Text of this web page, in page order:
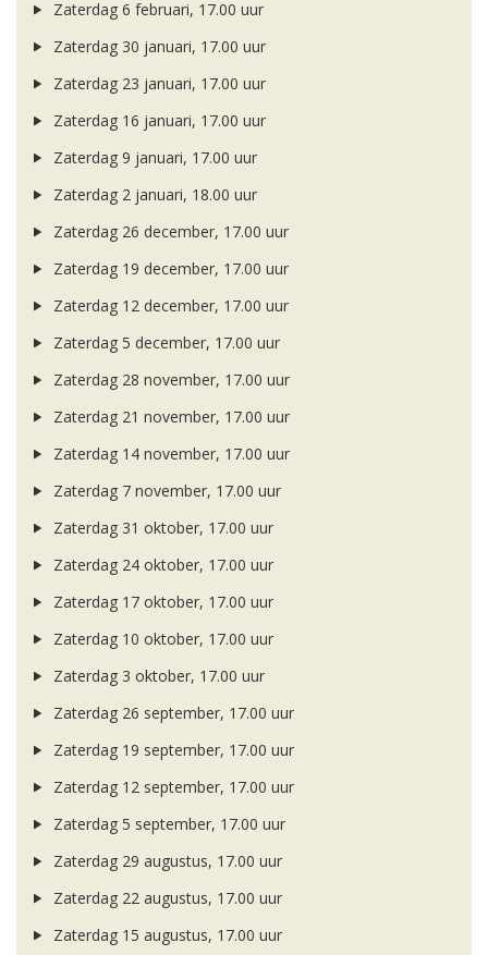
Zaterdag 6 februari, 17.00 uur
Zaterdag 30 januari, 17.00 uur
Zaterdag 23 januari, 17.00 uur
Zaterdag 16 januari, 17.00 uur
Zaterdag 9 januari, 17.00 uur
Zaterdag 2 januari, 18.00 uur
Zaterdag 26 december, 17.00 uur
Zaterdag 19 december, 17.00 uur
Zaterdag 12 december, 17.00 uur
Zaterdag 5 december, 17.00 uur
Zaterdag 28 november, 17.00 uur
Zaterdag 21 november, 17.00 uur
Zaterdag 14 november, 17.00 uur
Zaterdag 7 november, 17.00 uur
Zaterdag 31 oktober, 17.00 uur
Zaterdag 24 oktober, 17.00 uur
Zaterdag 17 oktober, 17.00 uur
Zaterdag 10 oktober, 17.00 uur
Zaterdag 3 oktober, 17.00 uur
Zaterdag 26 september, 17.00 uur
Zaterdag 19 september, 17.00 uur
Zaterdag 12 september, 17.00 uur
Zaterdag 5 september, 17.00 uur
Zaterdag 29 augustus, 17.00 uur
Zaterdag 22 augustus, 17.00 uur
Zaterdag 15 augustus, 17.00 uur